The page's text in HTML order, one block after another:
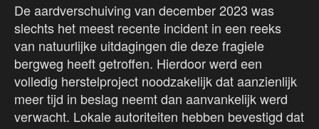
De aardverschuiving van december 2023 was
slechts het meest recente incident in een reeks
van natuurlijke uitdagingen die deze fragiele
bergweg heeft getroffen. Hierdoor werd een
volledig herstelproject noodzakelijk dat aanzienlijk
meer tijd in beslag neemt dan aanvankelijk werd
verwacht. Lokale autoriteiten hebben bevestigd dat